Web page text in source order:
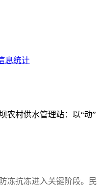
息统计
农村供水管理站：以“动”
冻抗冻进入关键阶段。民